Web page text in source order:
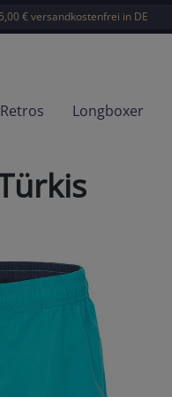
€ versandkostenfrei in DE
Longboxer